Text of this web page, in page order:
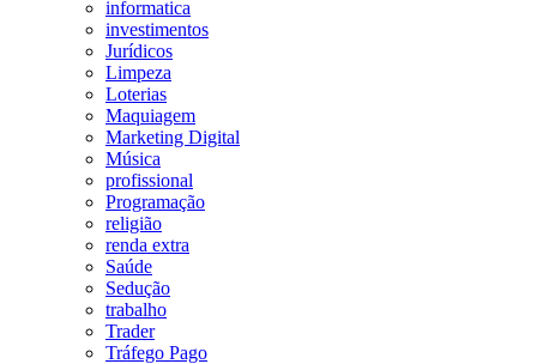
informatica
investimentos
Jurídicos
Limpeza
Loterias
Maquiagem
Marketing Digital
Música
profissional
Programação
religião
renda extra
Saúde
Sedução
trabalho
Trader
Tráfego Pago